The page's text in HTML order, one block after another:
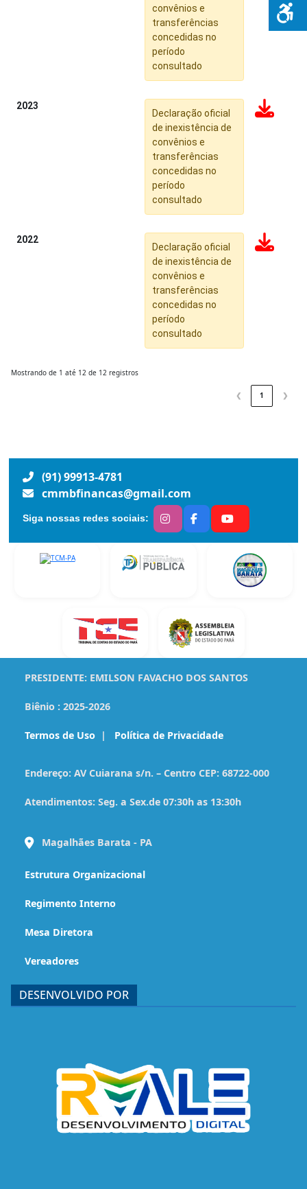
convênios e
transferências
concedidas no
período
consultado
2023
Declaração oficial
de inexistência de
convênios e
transferências
concedidas no
período
consultado
2022
Declaração oficial
de inexistência de
convênios e
transferências
concedidas no
período
consultado
Mostrando de 1 até 12 de 12 registros
❮ 1 ❯
(91) 99913-4781
cmmbfinancas@gmail.com
Siga nossas redes sociais:
PRESIDENTE: EMILSON FAVACHO DOS SANTOS
Biênio : 2025-2026
Termos de Uso | Política de Privacidade
Endereço: AV Cuiarana s/n. – Centro CEP: 68722-000
Atendimentos: Seg. a Sex.de 07:30h as 13:30h
Magalhães Barata - PA
Estrutura Organizacional
Regimento Interno
Mesa Diretora
Vereadores
DESENVOLVIDO POR